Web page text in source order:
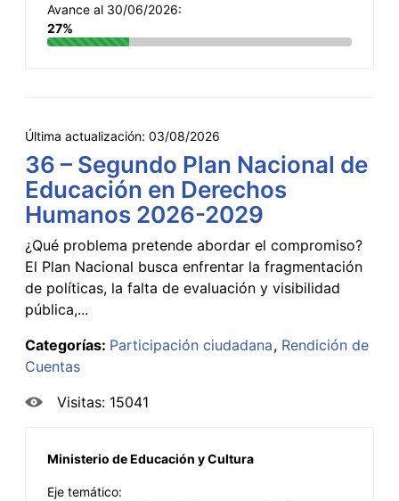
Avance al 30/06/2026:
27%
Última actualización: 03/08/2026
36 – Segundo Plan Nacional de
Educación en Derechos
Humanos 2026-2029
¿Qué problema pretende abordar el compromiso?
El Plan Nacional busca enfrentar la fragmentación
de políticas, la falta de evaluación y visibilidad
pública,...
Categorías: Participación ciudadana Rendición de
Cuentas
Visitas: 15041
Ministerio de Educación y Cultura
Eje temático: